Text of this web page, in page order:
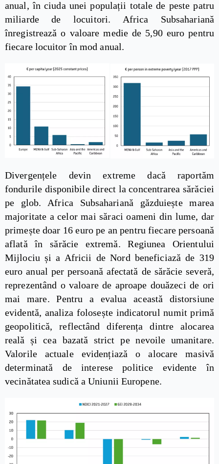
anual, în ciuda unei populații totale de peste patru
miliarde de locuitori. Africa Subsahariană
înregistrează o valoare medie de 5,90 euro pentru
fiecare locuitor în mod anual.
Divergențele devin extreme dacă raportăm
fondurile disponibile direct la concentrarea sărăciei
pe glob. Africa Subsahariană găzduiește marea
majoritate a celor mai săraci oameni din lume, dar
primește doar 16 euro pe an pentru fiecare persoană
aflată în sărăcie extremă. Regiunea Orientului
Mijlociu și a Africii de Nord beneficiază de 319
euro anual per persoană afectată de sărăcie severă,
reprezentând o valoare de aproape douăzeci de ori
mai mare. Pentru a evalua această distorsiune
evidentă, analiza folosește indicatorul numit primă
geopolitică, reflectând diferența dintre alocarea
reală și cea bazată strict pe nevoile umanitare.
Valorile actuale evidențiază o alocare masivă
determinată de interese politice evidente în
vecinătatea sudică a Uniunii Europene.